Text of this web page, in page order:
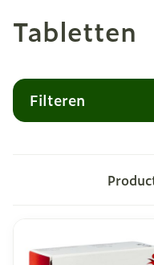
Tabletten
Filteren